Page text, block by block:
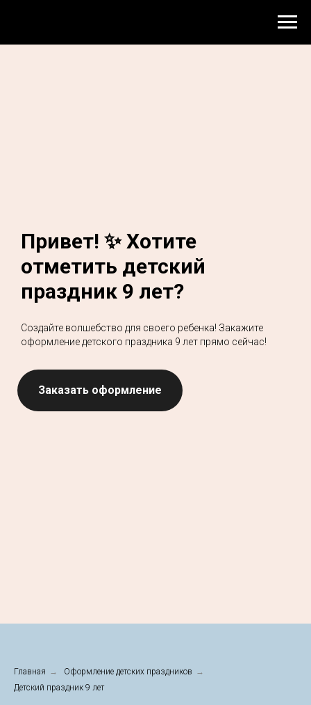
Привет! ✨ Хотите
отметить детский
праздник 9 лет?
Создайте волшебство для своего ребенка! Закажите
оформление детского праздника 9 лет прямо сейчас!
Заказать оформление
Главная → Оформление детских праздников →
Детский праздник 9 лет